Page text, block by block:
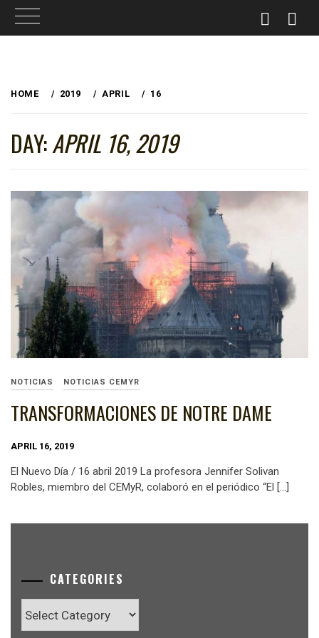
HOME 2019 APRIL 16
DAY:APRIL 16, 2019
NOTICIAS NOTICIAS CEMYR
TRANSFORMACIONES DE NOTRE DAME
APRIL 16, 2019
El Nuevo Día / 16 abril 2019 La profesora Jennifer Solivan
Robles, miembro del CEMyR, colaboró en el periódico “El […]
CATEGORIES